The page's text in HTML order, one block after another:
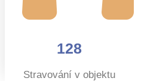
128
Stravování v objektu